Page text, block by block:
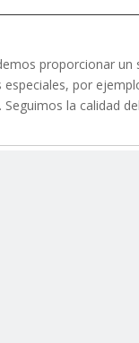
proporcionar un
por
la calidad